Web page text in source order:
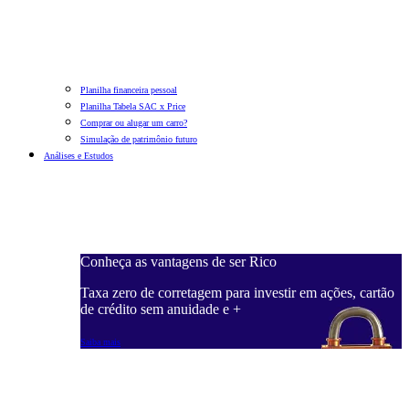
Planilha financeira pessoal
Planilha Tabela SAC x Price
Comprar ou alugar um carro?
Simulação de patrimônio futuro
Análises e Estudos
Conheça as vantagens de ser Rico
Taxa zero de corretagem para investir em ações, cartão
de crédito sem anuidade e +
Saiba mais